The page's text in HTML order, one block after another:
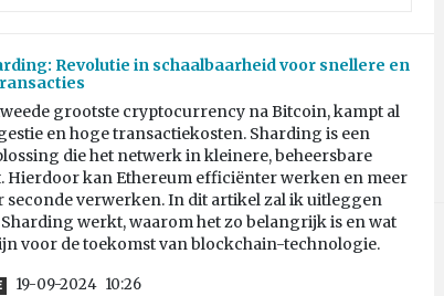
Revolutie in schaalbaarheid voor snellere en
grootste cryptocurrency na Bitcoin, kampt al
en hoge transactiekosten. Sharding is een
die het netwerk in kleinere, beheersbare
Hierdoor kan Ethereum efficiënter werken en meer
seconde verwerken. In dit artikel zal ik uitleggen
werkt, waarom het zo belangrijk is en wat
voor de toekomst van blockchain-technologie.
19-09-2024 10:26